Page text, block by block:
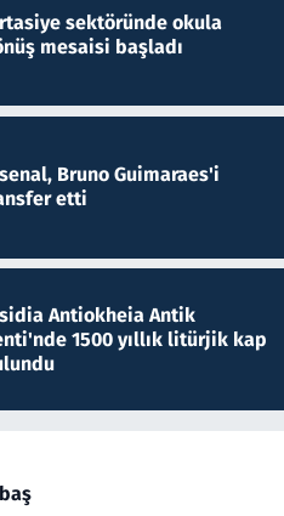
sektöründe okula
mesaisi başladı
Bruno Guimaraes'i
etti
Antiokheia Antik
1500 yıllık litürjik kap